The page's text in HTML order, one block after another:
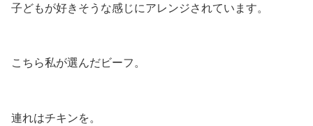
子どもが好きそうな感じにアレンジされています。
こちら私が選んだビーフ。
連れはチキンを。